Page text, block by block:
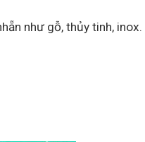
như gỗ, thủy tinh, inox.